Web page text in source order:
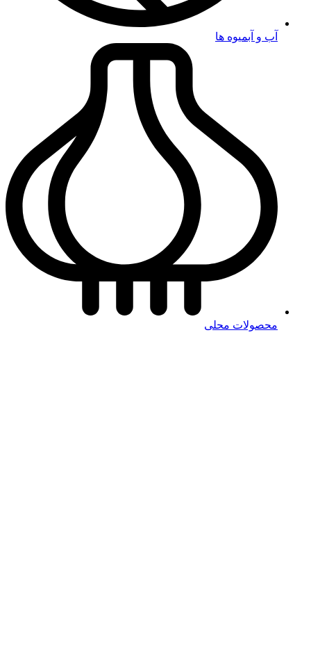
آب و آبمیوه ها
محصولات محلی